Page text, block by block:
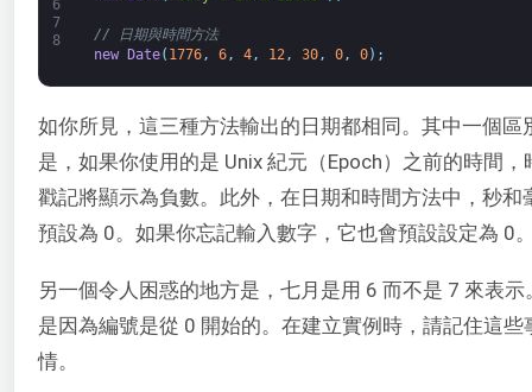
6
7
8
// 日期與時間方法
new
Date( 1776, 6, 4, 12, 30, 0, 0) ;
如你所見，這三種方法輸出的日期都相同。其中一個區
是，如果你使用的是 Unix 紀元（Epoch）之前的時間，
戳記將顯示為負數。此外，在日期和時間方法中，秒和
預設為 0。如果你忘記輸入數字，它也會預設設定為 0
另一個令人困惑的地方是，七月是用 6 而不是 7 來表示
是因為編號是從 0 開始的。在建立實例時，請記住這些
情。